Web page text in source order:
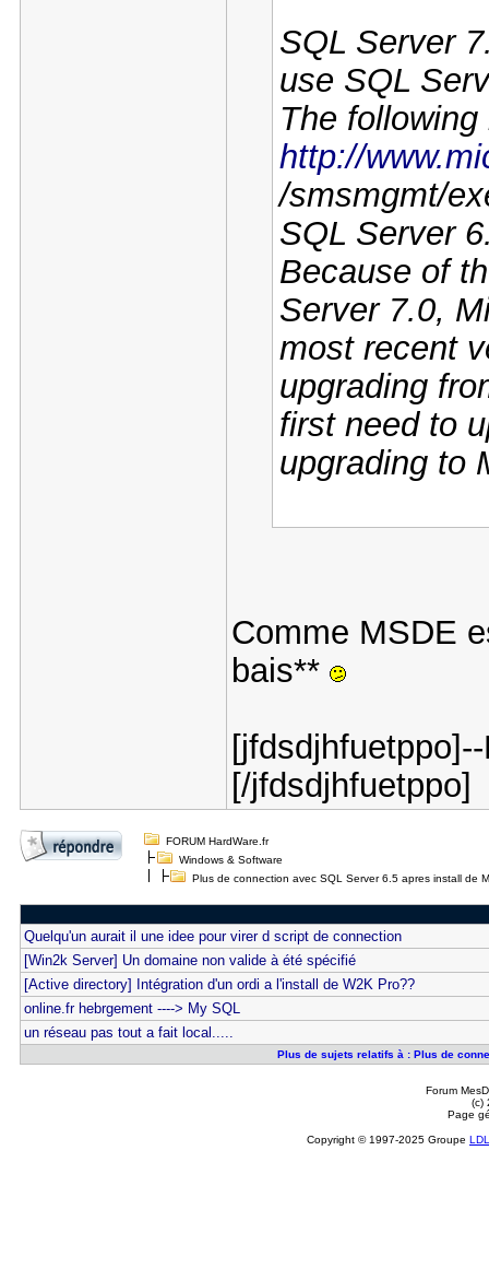
SQL Server
use SQL
The
http://
/smsmgmt/
SQL Server
Because of
Server 7.0,
most recent
upgrading
first need to
upgrading to
Comme MSDE
bais**
[/jfdsdjhfuetppo]
FORUM HardWare.fr
Windows & Software
Plus de connection avec SQL Server 6.5 apres install de
Quelqu'un aurait il une idee pour virer d script de connection
[Win2k Server] Un domaine non valide à été spécifié
[Active directory] Intégration d'un ordi a l'install de W2K Pro??
online.fr hebrgement ----> My SQL
un réseau pas tout a fait local.....
Plus de sujets relatifs à : Plus de
Forum
(c)
Page
Copyright © 1997-2025 Groupe